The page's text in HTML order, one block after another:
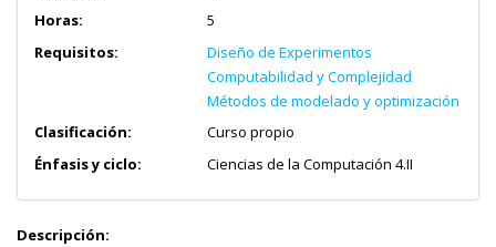
Horas:
5
Requisitos:
Diseño de Experimentos
Computabilidad y Complejidad
Métodos de modelado y optimización
Clasificación:
Curso propio
Énfasis y ciclo:
Ciencias de la Computación 4.II
Descripción: